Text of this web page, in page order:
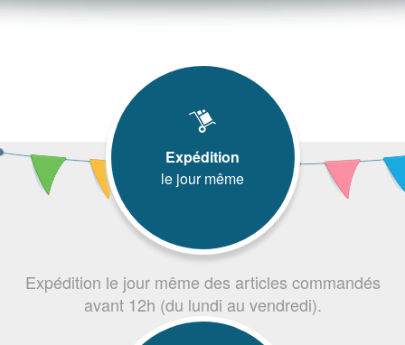
Expédition
le jour même
Expédition le jour même des articles commandés
avant 12h (du lundi au vendredi).